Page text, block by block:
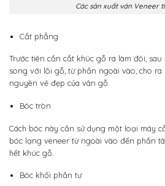
Các sản xuất ván Veneer
Cắt phẳng
Trước tiên cần cắt khúc gỗ ra làm đôi,
song với lõi gỗ, từ phần ngoài vào, cho
nguyên vẻ đẹp của vân gỗ.
Bóc tròn
Cách bóc này cần sử dụng một loại máy
bóc lạng veneer từ ngoài vào đến phần
hết khúc gỗ.
Bóc khối phần tư